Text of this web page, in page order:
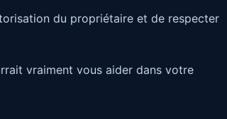
du propriétaire et de respecter
vraiment vous aider dans votre